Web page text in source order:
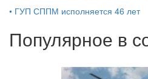
• ГУП СППМ исполняется 46 лет
Популярное в